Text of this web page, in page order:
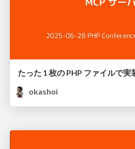
okashoi